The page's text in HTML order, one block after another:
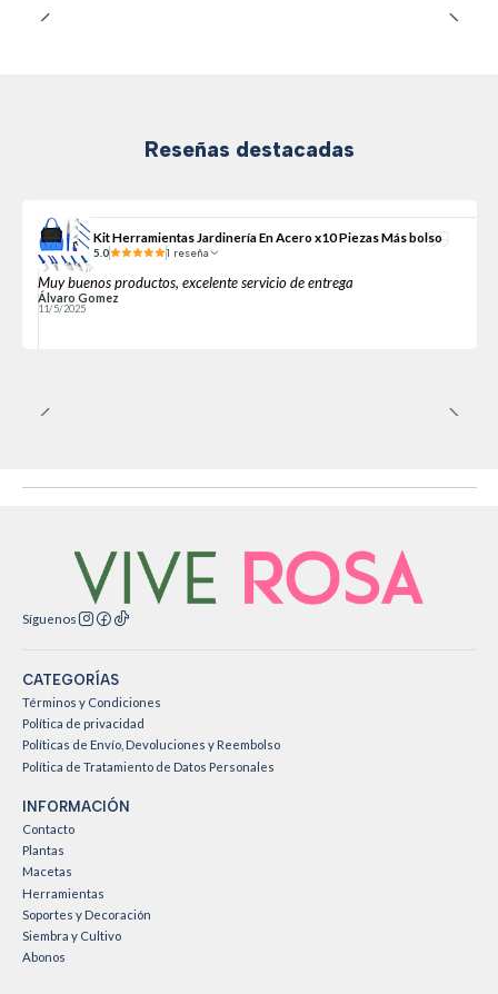
Reseñas destacadas
Kit Herramientas Jardinería En Acero x10 Piezas Más bolso
5.0 1 reseña
Muy buenos productos, excelente servicio de entrega
Álvaro Gomez
11/5/2025
Síguenos
CATEGORÍAS
Términos y Condiciones
Política de privacidad
Políticas de Envío, Devoluciones y Reembolso
Política de Tratamiento de Datos Personales
INFORMACIÓN
Contacto
Plantas
Macetas
Herramientas
Soportes y Decoración
Siembra y Cultivo
Abonos